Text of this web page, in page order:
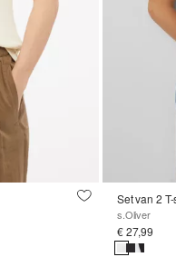
Set van 2
s.Oliver
€ 27,99